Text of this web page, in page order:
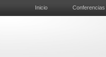
Inicio Conferencias